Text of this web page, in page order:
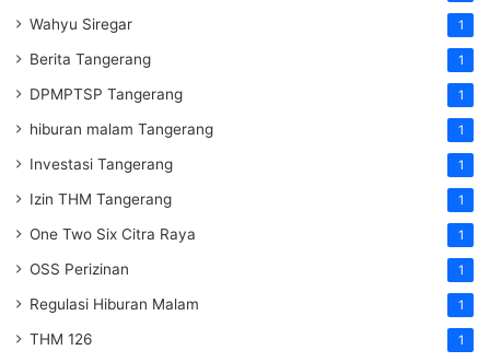
Wahyu Siregar 1
Berita Tangerang 1
DPMPTSP Tangerang 1
hiburan malam Tangerang 1
Investasi Tangerang 1
Izin THM Tangerang 1
One Two Six Citra Raya 1
OSS Perizinan 1
Regulasi Hiburan Malam 1
THM 126 1